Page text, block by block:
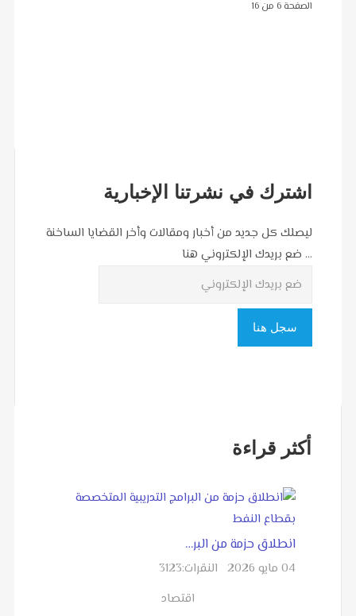
الصفحة 6 من 16
اشترك في نشرتنا الإخبارية
ليصلك كل جديد من أخبار ومقالات وأخر القضايا الساخنة
... ضع بريدك الإلكتروني هنا
أكثر قراءة
انطلاق حزمة من البر…
04 مايو 2026 النقرات:3123
اقتصاد